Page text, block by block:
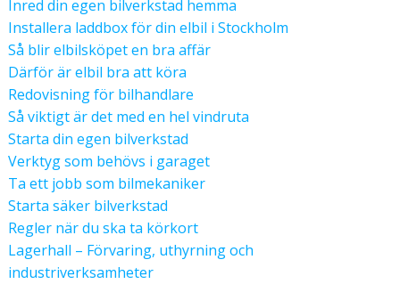
Inred din egen bilverkstad hemma
Installera laddbox för din elbil i Stockholm
Så blir elbilsköpet en bra affär
Därför är elbil bra att köra
Redovisning för bilhandlare
Så viktigt är det med en hel vindruta
Starta din egen bilverkstad
Verktyg som behövs i garaget
Ta ett jobb som bilmekaniker
Starta säker bilverkstad
Regler när du ska ta körkort
Lagerhall – Förvaring, uthyrning och
industriverksamheter